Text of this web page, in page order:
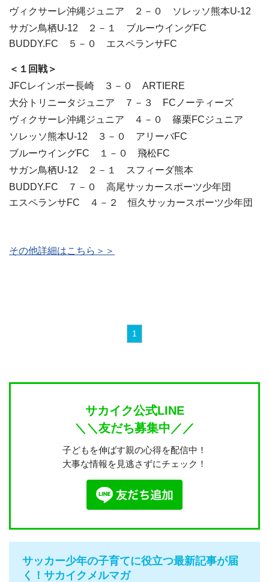
ヴィクサーレ沖縄ジュニア ２－０ ソレッソ熊本U-12
サガン鳥栖U-12 ２－１ ブルーウイングFC
BUDDY.FC ５－０ エスペランサFC
＜１回戦＞
JFCレインボー長崎 ３－０ ARTIERE
大分トリニータジュニア ７－３ FCノーティーズ
ヴィクサーレ沖縄ジュニア ４－０ 篠栗FCジュニア
ソレッソ熊本U-12 ３－０ アリーバFC
ブルーウイングFC １－０ 飛松FC
サガン鳥栖U-12 ２－１ スフィーダ熊本
BUDDY.FC ７－０ 高尾サッカースポーツ少年団
エスペランサFC ４－２ 恒久サッカースポーツ少年団
その他詳細はこちら＞＞
1
サカイク公式LINE
＼＼友だち募集中／／
子どもを伸ばす親の心得を配信中！
大事な情報を見逃さずにチェック！
サッカー少年の子育てに役立つ最新記事が届
く！サカイクメルマガ